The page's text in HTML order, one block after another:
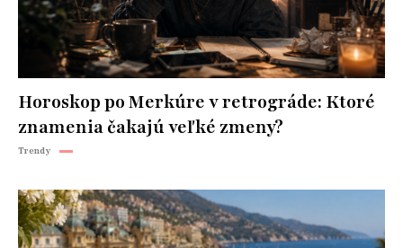
Horoskop po Merkúre v retrográde: Ktoré
znamenia čakajú veľké zmeny?
Trendy